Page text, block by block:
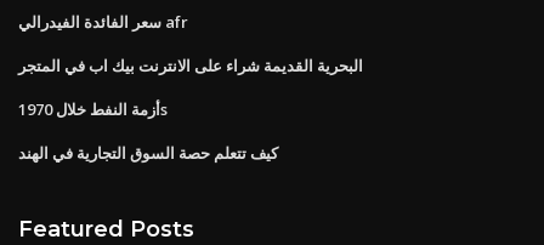
سعر الفائدة الفيدرالي afr
البحرية القديمة شراء على الانترنت بيك اب في المتجر
أزمة النفط خلال 1970s
كيف تتعلم حصة السوق التجارية في الهند
Featured Posts